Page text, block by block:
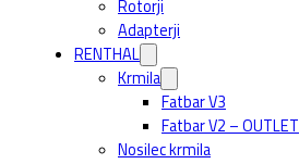
Rotorji
Adapterji
RENTHAL
Krmila
Fatbar V3
Fatbar V2 – OUTLET
Nosilec krmila